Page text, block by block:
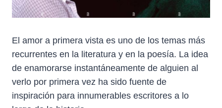
El amor a primera vista es uno de los temas más
recurrentes en la literatura y en la poesía. La idea
de enamorarse instantáneamente de alguien al
verlo por primera vez ha sido fuente de
inspiración para innumerables escritores a lo